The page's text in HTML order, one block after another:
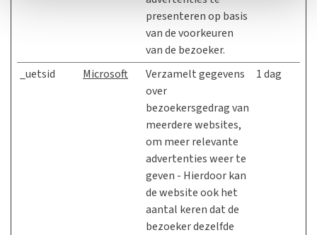
presenteren op basis
van de voorkeuren
van de bezoeker.
_uetsid Microsoft
Verzamelt gegevens
over
bezoekersgedrag van
meerdere websites,
om meer relevante
advertenties weer te
geven - Hierdoor kan
de website ook het
aantal keren dat de
bezoeker dezelfde
1 dag